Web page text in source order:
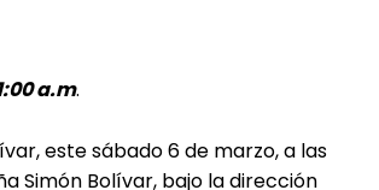
a.m.
este sábado 6 de marzo, a las
Simón Bolívar, bajo la dirección